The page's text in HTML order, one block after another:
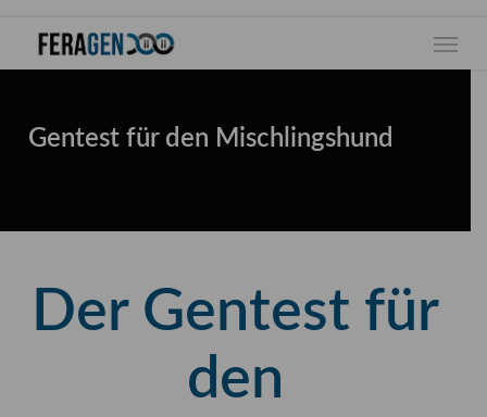
main
Gentest für den Mischlingshund
Der Gentest für
den